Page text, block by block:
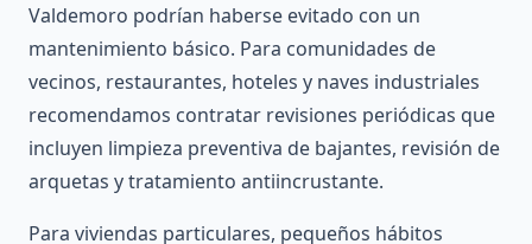
Valdemoro podrían haberse evitado con un
mantenimiento básico. Para comunidades de
vecinos, restaurantes, hoteles y naves industriales
recomendamos contratar revisiones periódicas que
incluyen limpieza preventiva de bajantes, revisión de
arquetas y tratamiento antiincrustante.
Para viviendas particulares, pequeños hábitos